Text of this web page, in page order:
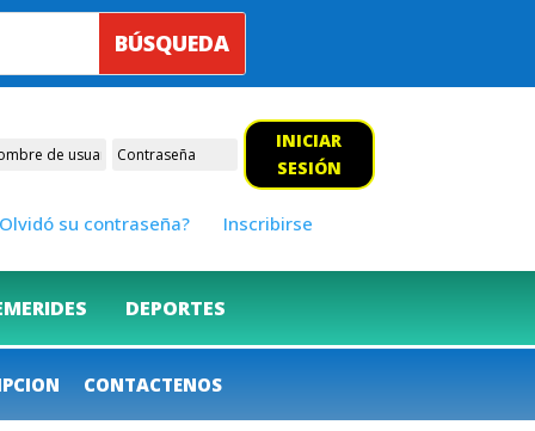
INICIAR
SESIÓN
su contraseña? Inscribirse
DEPORTES
CONTACTENOS